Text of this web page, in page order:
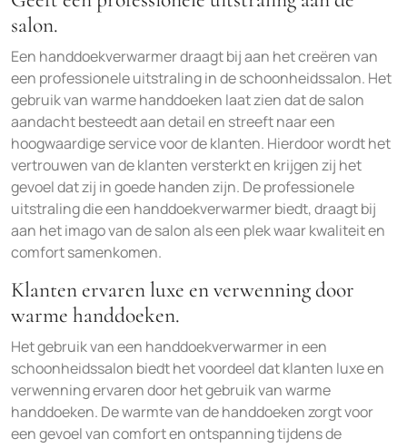
salon.
Een handdoekverwarmer draagt bij aan het creëren van
een professionele uitstraling in de schoonheidssalon. Het
gebruik van warme handdoeken laat zien dat de salon
aandacht besteedt aan detail en streeft naar een
hoogwaardige service voor de klanten. Hierdoor wordt het
vertrouwen van de klanten versterkt en krijgen zij het
gevoel dat zij in goede handen zijn. De professionele
uitstraling die een handdoekverwarmer biedt, draagt bij
aan het imago van de salon als een plek waar kwaliteit en
comfort samenkomen.
Klanten ervaren luxe en verwenning door
warme handdoeken.
Het gebruik van een handdoekverwarmer in een
schoonheidssalon biedt het voordeel dat klanten luxe en
verwenning ervaren door het gebruik van warme
handdoeken. De warmte van de handdoeken zorgt voor
een gevoel van comfort en ontspanning tijdens de